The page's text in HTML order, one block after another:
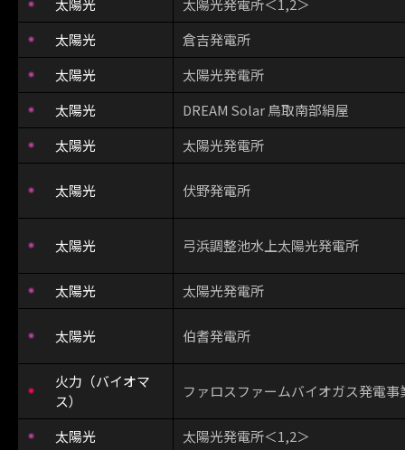
太陽光
太陽光発電所＜1,2＞
太陽光
倉吉発電所
太陽光
太陽光発電所
太陽光
DREAM Solar 鳥取南部絹屋
太陽光
太陽光発電所
太陽光 伏野発電所
太陽光 弓浜調整池水上太陽光発電所
太陽光 太陽光発電所
太陽光 伯耆発電所
火力（バイオマ
ス）
ファロスファームバイオガス発電事
太陽光
太陽光発電所＜1,2＞